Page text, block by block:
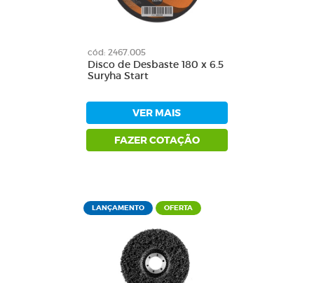
cód: 2467.005
Disco de Desbaste 180 x 6.5
Suryha Start
VER MAIS
FAZER COTAÇÃO
LANÇAMENTO OFERTA